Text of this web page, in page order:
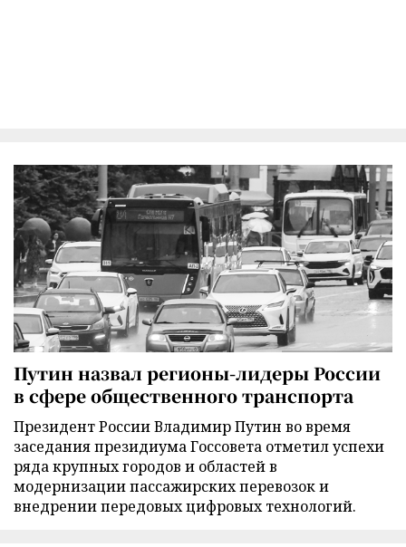
Путин назвал регионы-лидеры России
в сфере общественного транспорта
Президент России Владимир Путин во время
заседания президиума Госсовета отметил успехи
ряда крупных городов и областей в
модернизации пассажирских перевозок и
внедрении передовых цифровых технологий.